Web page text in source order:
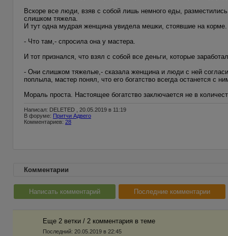
Вскоре все люди, взяв с собой лишь немного еды,
слишком тяжела.
И тут одна мудрая женщина увидела мешки, стоявшие на корме.
- Что там,- спросила она у мастера.
И тот признался, что взял с собой все деньги, которые
- Они слишком тяжелые,- сказала женщина и люди с ней
поплыла, мастер понял, что его богатство всегда останется с
Мораль проста. Настоящее богатство заключается не в
Написал: DELETED , 20.05.2019 в 11:19
В форуме: Притчи Адвего
Комментариев: 28
Комментарии
Написать комментарий Последние комментарии
Еще 2 ветки / 2 комментария в темe
Последний: 20.05.2019 в 22:45